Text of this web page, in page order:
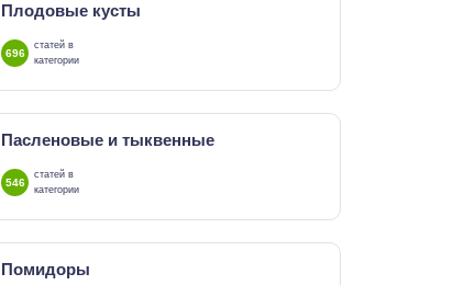
Плодовые кусты
696
статей в
категории
Пасленовые и тыквенные
546
статей в
категории
Помидоры